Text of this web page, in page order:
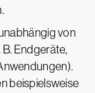
von
Endgeräte,
beispielsweise